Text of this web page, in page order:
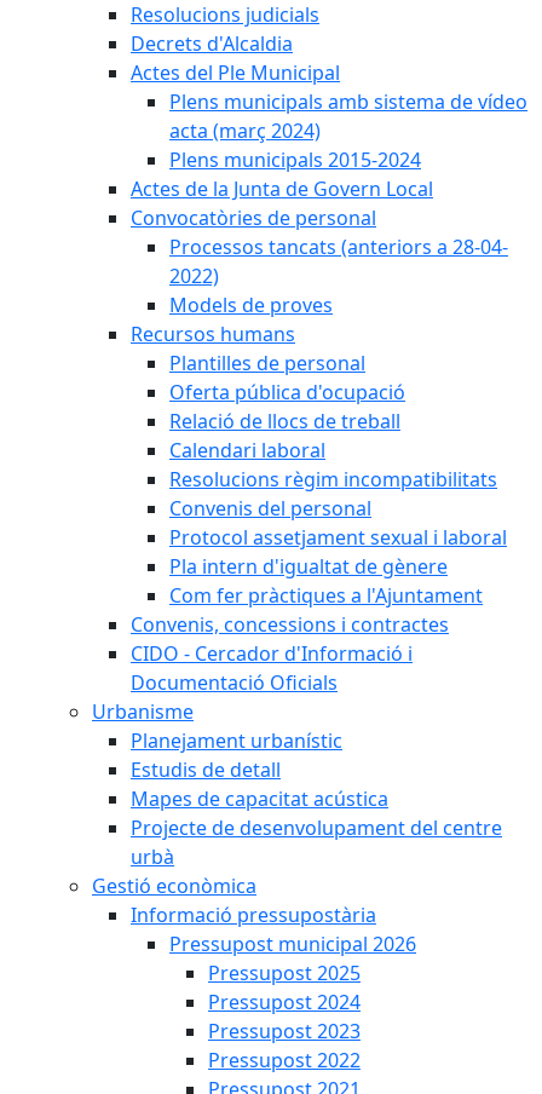
Resolucions judicials
Decrets d'Alcaldia
Actes del Ple Municipal
Plens municipals amb sistema de vídeo
acta (març 2024)
Plens municipals 2015-2024
Actes de la Junta de Govern Local
Convocatòries de personal
Processos tancats (anteriors a 28-04-
2022)
Models de proves
Recursos humans
Plantilles de personal
Oferta pública d'ocupació
Relació de llocs de treball
Calendari laboral
Resolucions règim incompatibilitats
Convenis del personal
Protocol assetjament sexual i laboral
Pla intern d'igualtat de gènere
Com fer pràctiques a l'Ajuntament
Convenis, concessions i contractes
CIDO - Cercador d'Informació i
Documentació Oficials
Urbanisme
Planejament urbanístic
Estudis de detall
Mapes de capacitat acústica
Projecte de desenvolupament del centre
urbà
Gestió econòmica
Informació pressupostària
Pressupost municipal 2026
Pressupost 2025
Pressupost 2024
Pressupost 2023
Pressupost 2022